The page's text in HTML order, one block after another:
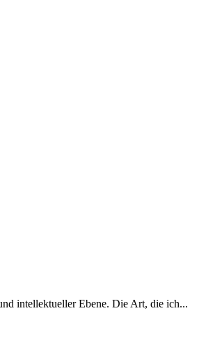
intellektueller Ebene. Die Art, die ich...